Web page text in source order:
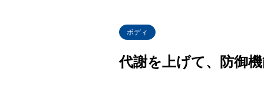
ボディ
代謝を上げて、防御